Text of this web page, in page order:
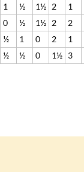
1 ½ 1½ 2 1
0 ½ 1½ 2 2
½ 1 0 2 1
½ ½ 0 1½ 3